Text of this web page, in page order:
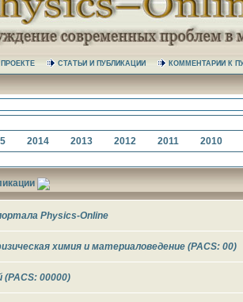
ПРОЕКТЕ СТАТЬИ И ПУБЛИКАЦИИ КОММЕНТАРИИ К
2014 2013 2012 2011 2010
Physics-Online
химия и материаловедение (PACS: 00)
00000)